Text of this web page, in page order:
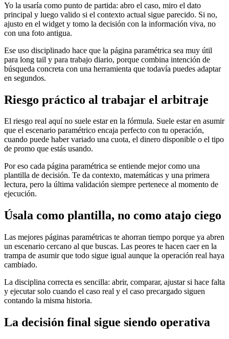
Yo la usaría como punto de partida: abro el caso, miro el dato
principal y luego valido si el contexto actual sigue parecido. Si no,
ajusto en el widget y tomo la decisión con la información viva, no
con una foto antigua.
Ese uso disciplinado hace que la página paramétrica sea muy útil
para long tail y para trabajo diario, porque combina intención de
búsqueda concreta con una herramienta que todavía puedes adaptar
en segundos.
Riesgo práctico al trabajar el arbitraje
El riesgo real aquí no suele estar en la fórmula. Suele estar en asumir
que el escenario paramétrico encaja perfecto con tu operación,
cuando puede haber variado una cuota, el dinero disponible o el tipo
de promo que estás usando.
Por eso cada página paramétrica se entiende mejor como una
plantilla de decisión. Te da contexto, matemáticas y una primera
lectura, pero la última validación siempre pertenece al momento de
ejecución.
Úsala como plantilla, no como atajo ciego
Las mejores páginas paramétricas te ahorran tiempo porque ya abren
un escenario cercano al que buscas. Las peores te hacen caer en la
trampa de asumir que todo sigue igual aunque la operación real haya
cambiado.
La disciplina correcta es sencilla: abrir, comparar, ajustar si hace falta
y ejecutar solo cuando el caso real y el caso precargado siguen
contando la misma historia.
La decisión final sigue siendo operativa